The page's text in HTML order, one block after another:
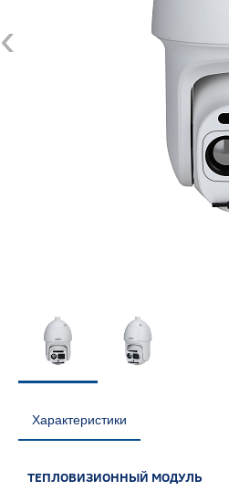
‹
Характеристики
ТЕПЛОВИЗИОННЫЙ МОДУЛЬ